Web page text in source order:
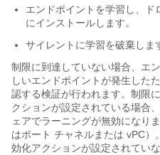
エンドポイントを学習し、ド
にインストールします。
サイレントに学習を破棄しま
制限に到達していない場合、エ
しいエンドポイントが発生した
認する検証が行われます。制限
クションが設定されている場合
ェアでラーニングが無効になり
はポート チャネルまたは vPC
効化アクションが設定されてい